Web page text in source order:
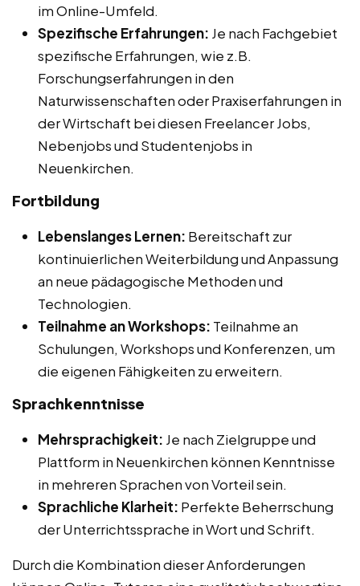
im Online-Umfeld.
Spezifische Erfahrungen: Je nach Fachgebiet
spezifische Erfahrungen, wie z.B.
Forschungserfahrungen in den
Naturwissenschaften oder Praxiserfahrungen in
der Wirtschaft bei diesen Freelancer Jobs,
Nebenjobs und Studentenjobs in
Neuenkirchen.
Fortbildung
Lebenslanges Lernen: Bereitschaft zur
kontinuierlichen Weiterbildung und Anpassung
an neue pädagogische Methoden und
Technologien.
Teilnahme an Workshops: Teilnahme an
Schulungen, Workshops und Konferenzen, um
die eigenen Fähigkeiten zu erweitern.
Sprachkenntnisse
Mehrsprachigkeit: Je nach Zielgruppe und
Plattform in Neuenkirchen können Kenntnisse
in mehreren Sprachen von Vorteil sein.
Sprachliche Klarheit: Perfekte Beherrschung
der Unterrichtssprache in Wort und Schrift.
Durch die Kombination dieser Anforderungen